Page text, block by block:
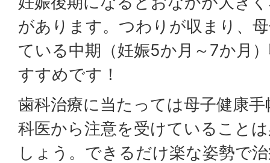
があります。つわりが収まり、
ている中期（妊娠5か月～7か月
すすめです！
歯科治療に当たっては母子健康
科医から注意を受けていること
しょう。できるだけ楽な姿勢で